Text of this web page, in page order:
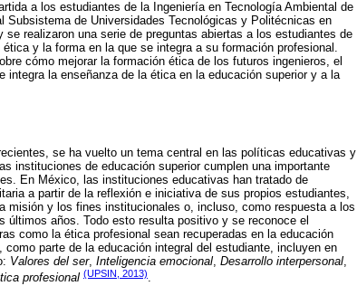
a los estudiantes de la Ingeniería en Tecnología Ambiental de
Subsistema de Universidades Tecnológicas y Politécnicas en
realizaron una serie de preguntas abiertas a los estudiantes de
y la forma en la que se integra a su formación profesional.
cómo mejorar la formación ética de los futuros ingenieros, el
la enseñanza de la ética en la educación superior y a la
se ha vuelto un tema central en las políticas educativas y
instituciones de educación superior cumplen una importante
En México, las instituciones educativas han tratado de
a partir de la reflexión e iniciativa de sus propios estudiantes,
misión y los fines institucionales o, incluso, como respuesta a los
años. Todo esto resulta positivo y se reconoce el
como la ética profesional sean recuperadas en la educación
parte de la educación integral del estudiante, incluyen en
Valores del ser, Inteligencia emocional Desarrollo interpersonal
profesional (UPSIN, 2013).